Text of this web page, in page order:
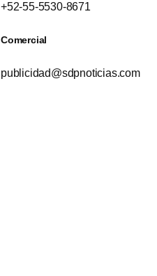
+52-55-5530-8671
Comercial
publicidad@sdpnoticias.com